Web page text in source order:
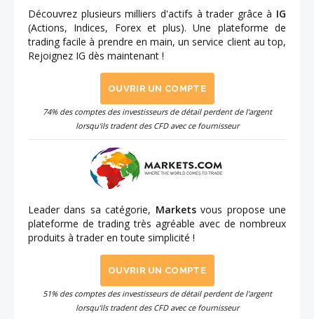
Découvrez plusieurs milliers d'actifs à trader grâce à IG
(Actions, Indices, Forex et plus). Une plateforme de
trading facile à prendre en main, un service client au top,
Rejoignez IG dès maintenant !
OUVRIR UN COMPTE
74% des comptes des investisseurs de détail perdent de l'argent
lorsqu'ils tradent des CFD avec ce fournisseur
Leader dans sa catégorie, Marketsvous propose une
plateforme de trading très agréable avec de nombreux
produits à trader en toute simplicité !
OUVRIR UN COMPTE
51% des comptes des investisseurs de détail perdent de l'argent
lorsqu'ils tradent des CFD avec ce fournisseur